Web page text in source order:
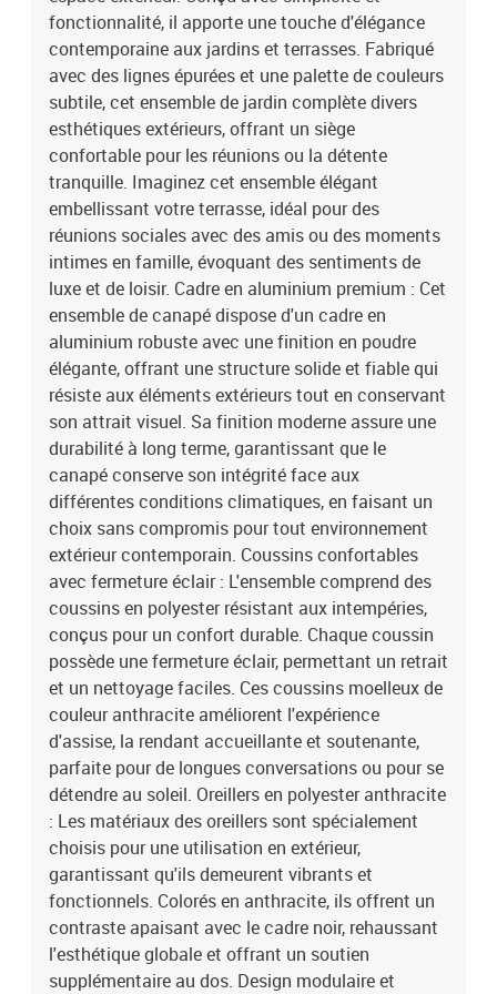
événements, que ce soit pour organiser une fête dans le jardin ou
simplement profiter d'une soirée d'été. Instructions essentielles
d'entretien : Pour garantir longévité et beauté, il est recommandé
de protéger les meubles avec une housse imperméable. Entretenez
les coussins en les nettoyant régulièrement avec de l'eau et du
savon doux, et rangez-les pendant les intempéries pour préserver
leur état. Couleur: NoirMatériau: AluminiumDesign
modulairePlaces assisesCapacité: 12Design modulaireCoussin
d'extérieurFermeture éclairAssemblage requis: OuiContenant de la
livraison:7 x siège d'angle4 x siège central1 x table de jardinEAN:
8721288632142SKU: 3378932Brand: vidaXL
fonctionnalité, il apporte une touche d'élégance
contemporaine aux jardins et terrasses. Fabriqué
avec des lignes épurées et une palette de couleurs
subtile, cet ensemble de jardin complète divers
esthétiques extérieurs, offrant un siège
confortable pour les réunions ou la détente
tranquille. Imaginez cet ensemble élégant
embellissant votre terrasse, idéal pour des
réunions sociales avec des amis ou des moments
intimes en famille, évoquant des sentiments de
luxe et de loisir. Cadre en aluminium premium : Cet
ensemble de canapé dispose d'un cadre en
aluminium robuste avec une finition en poudre
élégante, offrant une structure solide et fiable qui
résiste aux éléments extérieurs tout en conservant
son attrait visuel. Sa finition moderne assure une
durabilité à long terme, garantissant que le
canapé conserve son intégrité face aux
différentes conditions climatiques, en faisant un
choix sans compromis pour tout environnement
extérieur contemporain. Coussins confortables
avec fermeture éclair : L'ensemble comprend des
coussins en polyester résistant aux intempéries,
conçus pour un confort durable. Chaque coussin
possède une fermeture éclair, permettant un retrait
et un nettoyage faciles. Ces coussins moelleux de
couleur anthracite améliorent l'expérience
d'assise, la rendant accueillante et soutenante,
parfaite pour de longues conversations ou pour se
détendre au soleil. Oreillers en polyester anthracite
: Les matériaux des oreillers sont spécialement
choisis pour une utilisation en extérieur,
garantissant qu'ils demeurent vibrants et
fonctionnels. Colorés en anthracite, ils offrent un
contraste apaisant avec le cadre noir, rehaussant
l'esthétique globale et offrant un soutien
supplémentaire au dos. Design modulaire et